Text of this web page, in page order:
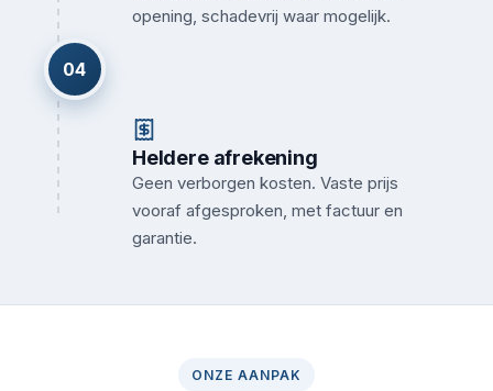
opening, schadevrij waar mogelijk.
04
Heldere afrekening
Geen verborgen kosten. Vaste prijs
vooraf afgesproken, met factuur en
garantie.
ONZE AANPAK